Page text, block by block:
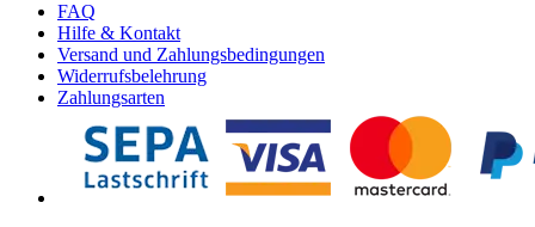
FAQ
Hilfe & Kontakt
Versand und Zahlungsbedingungen
Widerrufsbelehrung
Zahlungsarten